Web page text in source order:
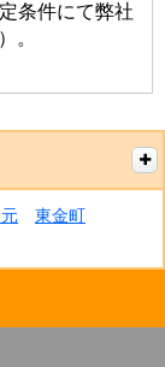
条件にて弊社
。
東金町